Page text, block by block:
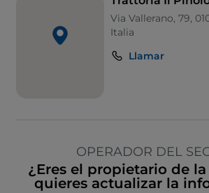
Via Vallerano, 79,
Italia
Llamar
OPERADOR DEL
¿Eres el propietario de
quieres actualizar la